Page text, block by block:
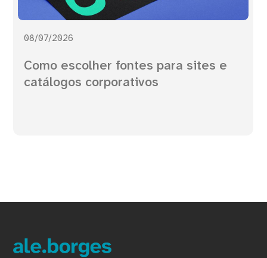
08/07/2026
Como escolher fontes para sites e
catálogos corporativos